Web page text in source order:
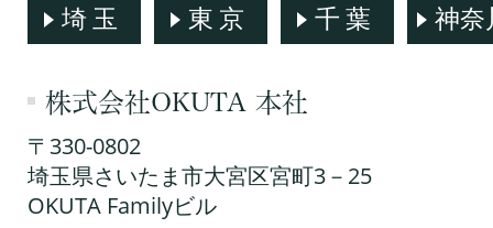
埼玉 東京 千葉 神奈
株式会社OKUTA 本社
〒330-0802
埼玉県さいたま市大宮区宮町3－25
OKUTA Familyビル